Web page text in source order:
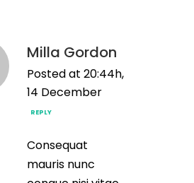
Milla Gordon
Posted at 20:44h,
14 December
REPLY
Consequat
mauris nunc